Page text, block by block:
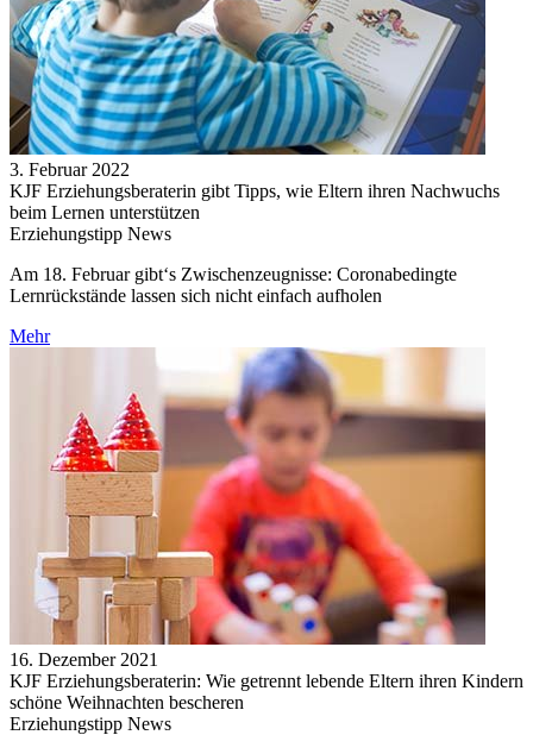
3. Februar 2022
KJF Erziehungsberaterin gibt Tipps, wie Eltern ihren Nachwuchs
beim Lernen unterstützen
Erziehungstipp News
Am 18. Februar gibt‘s Zwischenzeugnisse: Coronabedingte
Lernrückstände lassen sich nicht einfach aufholen
Mehr
16. Dezember 2021
KJF Erziehungsberaterin: Wie getrennt lebende Eltern ihren Kindern
schöne Weihnachten bescheren
Erziehungstipp News